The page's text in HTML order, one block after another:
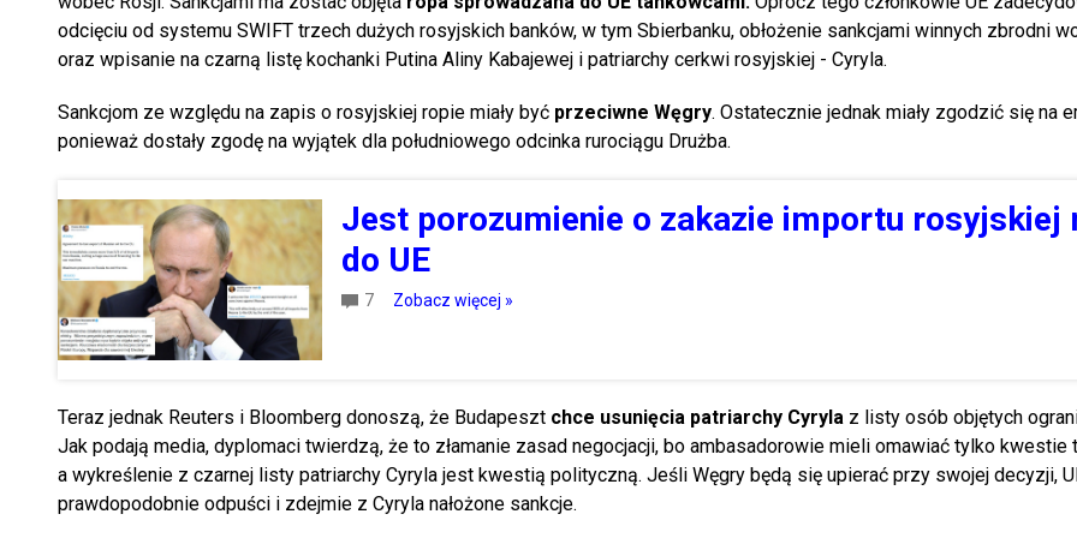
odcięciu od systemu SWIFT trzech dużych rosyjskich banków, w tym Sbierbanku, obłożenie sankcjami winnych zbrodni
oraz wpisanie na czarną listę kochanki Putina Aliny Kabajewej i patriarchy cerkwi rosyjskiej - Cyryla.
Sankcjom ze względu na zapis o rosyjskiej ropie miały być przeciwne Węgry. Ostatecznie jednak miały zgodzić się na
ponieważ dostały zgodę na wyjątek dla południowego odcinka rurociągu Drużba.
Jest porozumienie o zakazie importu rosyjskiej
do UE
7 Zobacz więcej »
Teraz jednak Reuters i Bloomberg donoszą, że Budapeszt chce usunięcia patriarchy Cyryla z listy osób objętych
Jak podają media, dyplomaci twierdzą, że to złamanie zasad negocjacji, bo ambasadorowie mieli omawiać tylko kwestie
a wykreślenie z czarnej listy patriarchy Cyryla jest kwestią polityczną. Jeśli Węgry będą się upierać przy swojej decyzji,
prawdopodobnie odpuści i zdejmie z Cyryla nałożone sankcje.